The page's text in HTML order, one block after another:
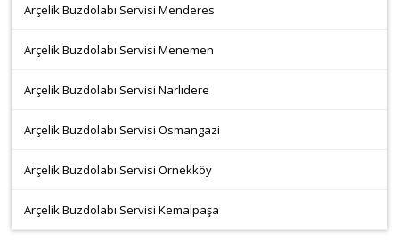
Arçelik Buzdolabı Servisi Menderes
Arçelik Buzdolabı Servisi Menemen
Arçelik Buzdolabı Servisi Narlıdere
Arçelik Buzdolabı Servisi Osmangazi
Arçelik Buzdolabı Servisi Örnekköy
Arçelik Buzdolabı Servisi Kemalpaşa